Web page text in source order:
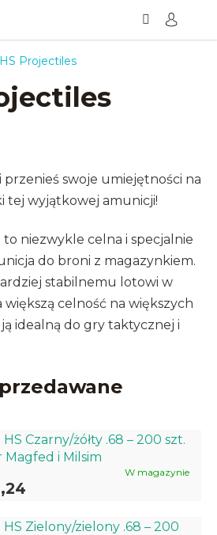
Projectiles
przenieś swoje umiejętności na
tej wyjątkowej amunicji!
niezwykle celna i specjalnie
do broni z magazynkiem.
stabilnemu lotowi w
celność na większych
idealną do gry taktycznej i
HS Czarny/żółty .68 – 200 szt.
Magfed i Milsim
W magazynie
HS Zielony/zielony .68 – 200